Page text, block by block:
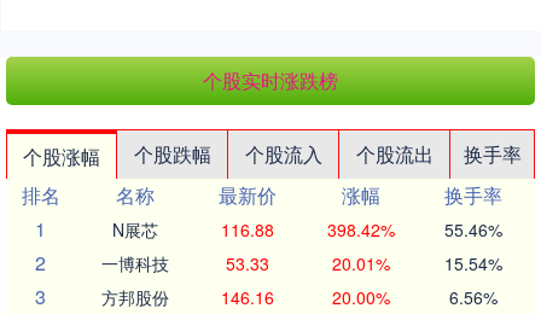
个股实时涨跌榜
个股涨幅 个股跌幅 个股流入 个股流出
换手率
排名
名称 最新价 涨幅
换手率
1
N展芯 116.88 398.42% 55.46%
2 一博科技 53.33 20.01% 15.54%
3 方邦股份 146.16 20.00% 6.56%